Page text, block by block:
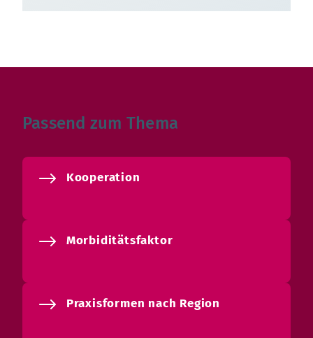
Passend zum Thema
Kooperation
Morbiditätsfaktor
Praxisformen nach Region